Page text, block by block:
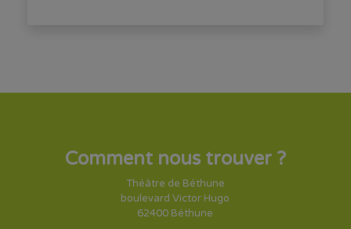
Comment nous trouver ?
Théâtre de Béthune
boulevard Victor Hugo
62400 Béthune